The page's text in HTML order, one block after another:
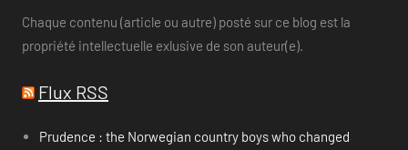
Chaque contenu (article ou autre) posté sur ce blog est la
propriété intellectuelle exlusive de son auteur(e).
Flux RSS
Prudence : the Norwegian country boys who changed